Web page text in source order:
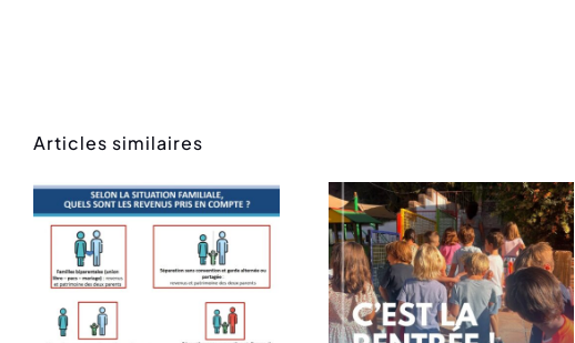
Articles similaires
Rentrée des
classes
Message de
rentrée